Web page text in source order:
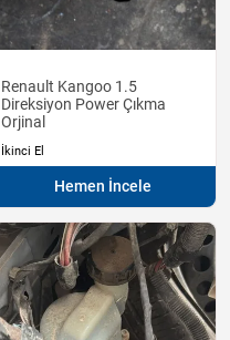
Renault Kangoo 1.5
Direksiyon Power Çıkma
Orjinal
İkinci El
Hemen İncele